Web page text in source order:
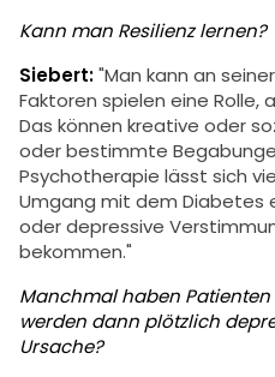
Kann man Resilienz lernen?
Siebert:"Man kann an
Faktoren spielen eine Rolle,
Das können kreative oder
oder bestimmte
Psychotherapie lässt sich
Umgang mit dem Diabetes
oder depressive
bekommen."
Manchmal haben
werden dann plötzlich
Ursache?